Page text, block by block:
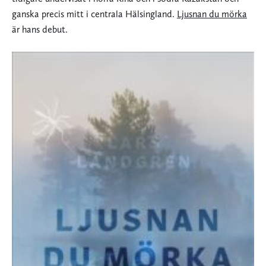
ganska precis mitt i centrala Hälsingland. Ljusnan du mörka
är hans debut.